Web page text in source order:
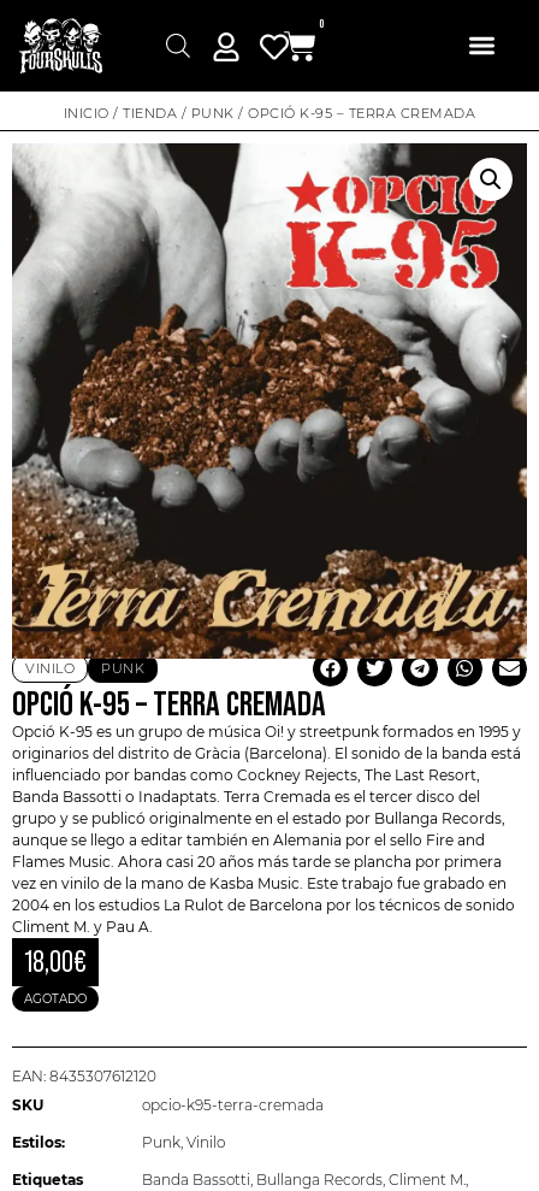
0
INICIO /TIENDA / PUNK / OPCIÓ K-95 – TERRA CREMADA
VINILO PUNK
OPCIÓ K-95 – TERRA CREMADA
Opció K-95 es un grupo de música Oi! y streetpunk formados en 1995 y
originarios del distrito de Gràcia (Barcelona). El sonido de la banda está
influenciado por bandas como Cockney Rejects, The Last Resort,
Banda Bassotti o Inadaptats . Terra Cremada es el tercer disco del
grupo y se publicó originalmente en el estado por Bullanga Records,
aunque se llego a editar también en Alemania por el sello Fire and
Flames Music. Ahora casi 20 años más tarde se plancha por primera
vez en vinilo de la mano de Kasba Music. Este trabajo fue grabado en
2004 en los estudios La Rulot de Barcelona por los técnicos de sonido
Climent M. y Pau A.
18,00€
AGOTADO
EAN: 8435307612120
SKU
opcio-k95-terra-cremada
Estilos: Punk, Vinilo
Etiquetas Banda Bassotti, Bullanga Records, Climent M.,